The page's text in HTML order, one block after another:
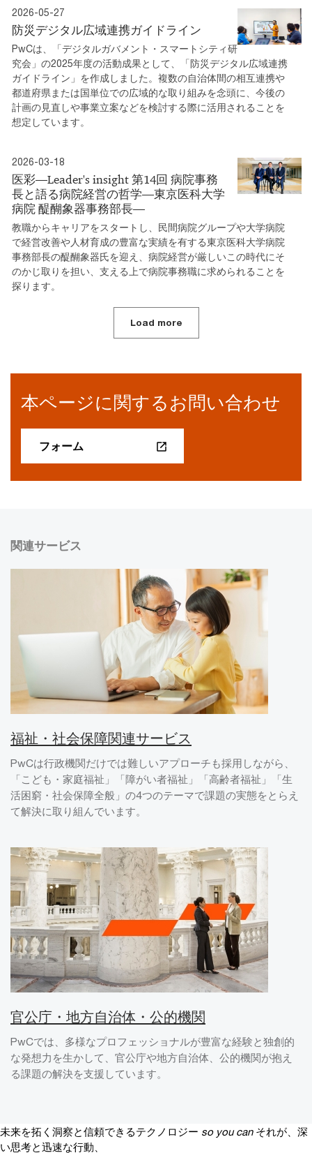
2026-05-27
防災デジタル広域連携ガイドライン
PwCは、「デジタルガバメント・スマートシティ研
究会」の2025年度の活動成果として、「防災デジタル広域連携
ガイドライン」を作成しました。複数の自治体間の相互連携や
都道府県または国単位での広域的な取り組みを念頭に、今後の
計画の見直しや事業立案などを検討する際に活用されることを
想定しています。
2026-03-18
医彩―Leader's insight 第14回 病院事務
長と語る病院経営の哲学―東京医科大学
病院 醍醐象器事務部長―
教職からキャリアをスタートし、民間病院グループや大学病院
で経営改善や人材育成の豊富な実績を有する東京医科大学病院
事務部長の醍醐象器氏を迎え、病院経営が厳しいこの時代にそ
のかじ取りを担い、支える上で病院事務職に求められることを
探ります。
Load more
本ページに関するお問い合わせ
フォーム
関連サービス
福祉・社会保障関連サービス
PwCは行政機関だけでは難しいアプローチも採用しながら、
「こども・家庭福祉」「障がい者福祉」「高齢者福祉」「生
活困窮・社会保障全般」の4つのテーマで課題の実態をとらえ
て解決に取り組んでいます。
官公庁・地方自治体・公的機関
PwCでは、多様なプロフェッショナルが豊富な経験と独創的
な発想力を生かして、官公庁や地方自治体、公的機関が抱え
る課題の解決を支援しています。
未来を拓く洞察と信頼できるテクノロジー so you can それが、深
い思考と迅速な行動、